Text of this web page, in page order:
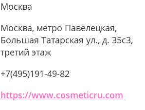
Москва
Москва, метро Павелецкая,
Большая Татарская ул., д. 35с3,
третий этаж
+7(495)191-49-82
https://www.cosmeticru.com